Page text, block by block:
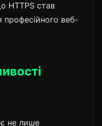
HTTPS став
веб-
не лише